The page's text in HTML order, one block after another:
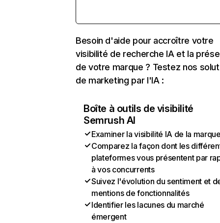
Besoin d'aide pour accroître votre
visibilité de recherche IA et la
de votre marque ? Testez nos
de marketing par l'IA :
Boîte à outils de visibilité
Semrush AI
Examiner la visibilité IA de la
Comparez la façon dont les
plateformes vous présentent par
à vos concurrents
Suivez l'évolution du sentiment et
mentions de fonctionnalités
Identifier les lacunes du marché
émergent